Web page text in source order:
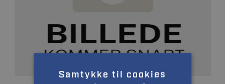
Samtykke til cookies